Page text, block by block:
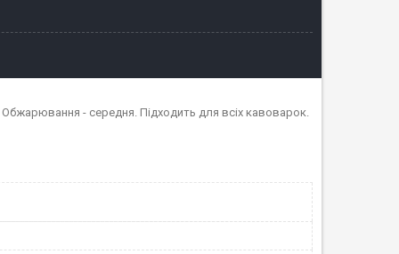
Обжарювання - середня. Підходить для всіх кавоварок.